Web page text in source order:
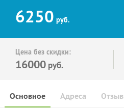
6250 руб.
Цена без скидки:
16000 руб.
Основное Адреса